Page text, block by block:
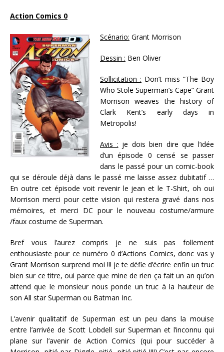
Action Comics 0
Scénario: Grant Morrison
Dessin : Ben Oliver
Sollicitation : Don’t miss “The Boy
Who Stole Superman’s Cape” Grant
Morrison weaves the history of
Clark Kent’s early days in
Metropolis!
Avis : je dois bien dire que l’idée
d’un épisode 0 censé se passer
dans le passé pour un comic-book
qui se déroule déjà dans le passé me laisse assez dubitatif …
En outre cet épisode voit revenir le jean et le T-Shirt, oh oui
Morrison merci pour cette vision qui restera gravé dans nos
mémoires, et merci DC pour le nouveau costume/armure
/faux costume de Superman.
Bref vous l’aurez compris je ne suis pas follement
enthousiaste pour ce numéro 0 d’Actions Comics, donc vas y
Grant Morrison surprend moi !!! je te défie d’écrire enfin un truc
bien sur ce titre, oui parce que mine de rien ça fait un an qu’on
attend que le monsieur nous ponde un truc à la hauteur de
son All star Superman ou Batman Inc.
L’avenir qualitatif de Superman est un peu dans la mouise
entre l’arrivée de Scott Lobdell sur Superman et l’inconnu qui
plane sur l’avenir de Action Comics (qui pour succéder à